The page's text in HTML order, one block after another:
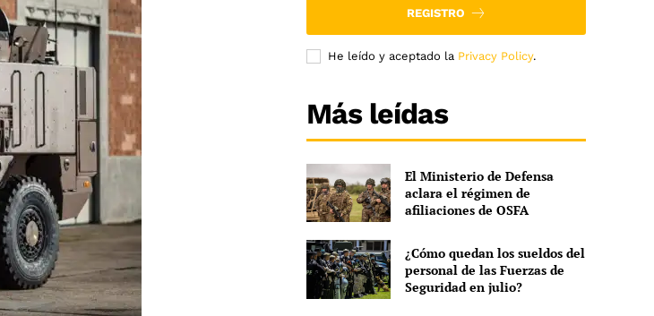
REGISTRO
He leído y aceptado la Privacy Policy.
Más leídas
El Ministerio de Defensa
aclara el régimen de
afiliaciones de OSFA
¿Cómo quedan los sueldos del
personal de las Fuerzas de
Seguridad en julio?